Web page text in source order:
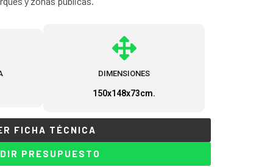
DIMENSIONES
150x148x73cm.
FICHA TÉCNICA
PRESUPUESTO